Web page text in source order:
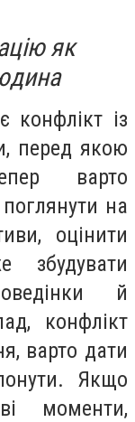
як
конфлікт із
перед якою
варто
на
оцінити
збудувати
й
конфлікт
варто дати
Якщо
моменти,